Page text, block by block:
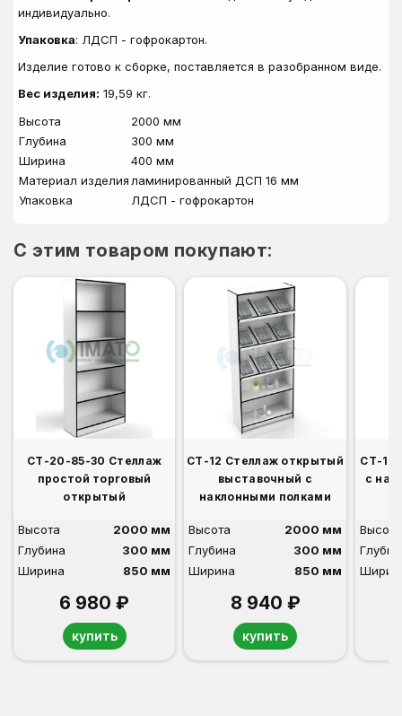
индивидуально.
Упаковка: ЛДСП - гофрокартон.
Изделие готово к сборке, поставляется в разобранном виде.
Вес изделия: 19,59 кг.
Высота
2000 мм
Глубина
300 мм
Ширина
400 мм
Материал изделия ламинированный ДСП 16 мм
Упаковка
ЛДСП - гофрокартон
C этим товаром покупают:
СТ-20-85-30 Стеллаж
простой торговый
открытый
Высота
2000 мм
Глубина
300 мм
Ширина
850 мм
6 980 ₽
купить
СТ-12 Стеллаж открытый
выставочный с
наклонными полками
Высота
2000 мм
Глубина
300 мм
Ширина
850 мм
8 940 ₽
купить
СТ-11
с
Высота